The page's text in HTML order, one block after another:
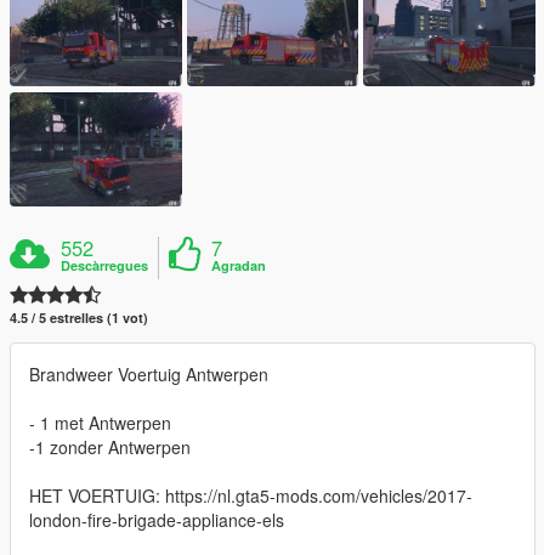
552
Descàrregues
7
Agradan
4.5 / 5 estrelles (1 vot)
Brandweer Voertuig Antwerpen
- 1 met Antwerpen
-1 zonder Antwerpen
HET VOERTUIG: https://nl.gta5-mods.com/vehicles/2017-
london-fire-brigade-appliance-els